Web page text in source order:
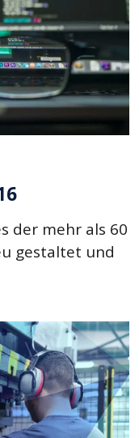
der mehr als 60
gestaltet und